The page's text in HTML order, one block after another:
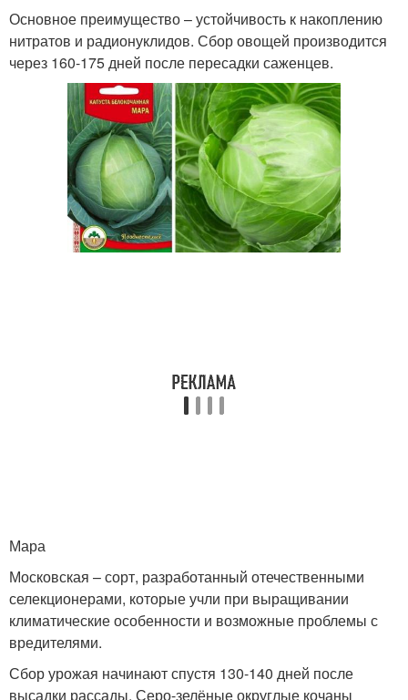
Основное преимущество – устойчивость к накоплению
нитратов и радионуклидов. Сбор овощей производится
через 160-175 дней после пересадки саженцев.
Мара
Московская – сорт, разработанный отечественными
селекционерами, которые учли при выращивании
климатические особенности и возможные проблемы с
вредителями.
Сбор урожая начинают спустя 130-140 дней после
высадки рассады. Серо-зелёные округлые кочаны